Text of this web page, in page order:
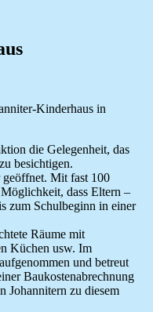
Kinderhaus in
die Gelegenheit, das
besichtigen.
Mit fast 100
dass Eltern –
zum Schulbeginn in einer
Räume mit
Küchen usw. Im
und betreut
Baukostenabrechnung
Johannitern zu diesem